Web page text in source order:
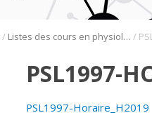
/ Listes des cours en physiologie /
PSL1997-
PSL1997-Horaire_H2019